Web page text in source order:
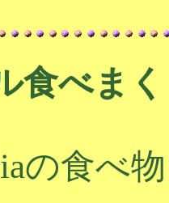
食べま
の食べ